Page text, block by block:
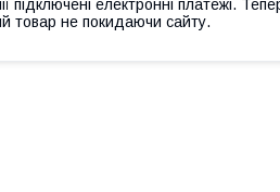
підключені електронні платежі.
товар не покидаючи сайту.